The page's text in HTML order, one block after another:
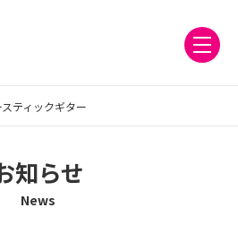
ティックギター
知らせ
News